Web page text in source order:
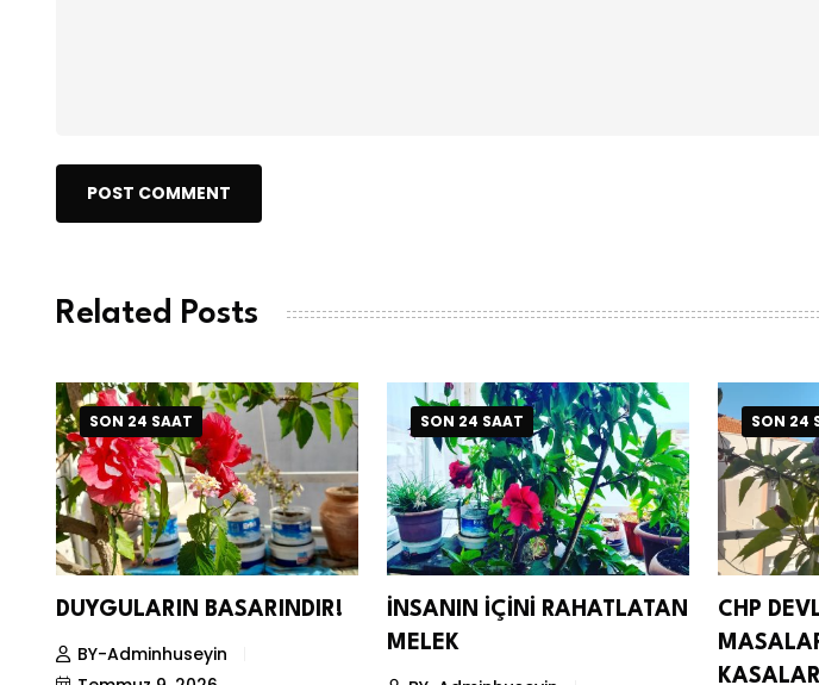
POST COMMENT
Related Posts
SON 24 SAAT
DUYGULARIN BASARINDIR!
BY-Adminhuseyin
SON 24 SAAT
İNSANIN İÇİNİ RAHATLATAN
MELEK
SON 24
CHP